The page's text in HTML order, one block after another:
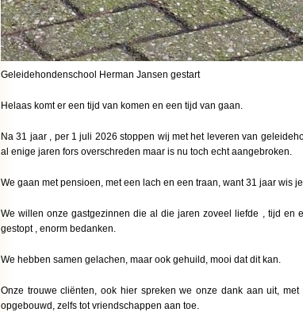
Geleidehondenschool Herman Jansen gestart
Helaas komt er een tijd van komen en een tijd van gaan.
Na 31 jaar , per 1 juli 2026 stoppen wij met het leveren van
al enige jaren fors overschreden maar is nu toch echt aangebroken.
We gaan met pensioen, met een lach en een traan, want 31 jaar wis
We willen onze gastgezinnen die al die jaren zoveel liefde , tijd en
gestopt , enorm bedanken.
We hebben samen gelachen, maar ook gehuild, mooi dat dit kan.
Onze trouwe cliënten, ook hier spreken we onze dank aan uit,
opgebouwd, zelfs tot vriendschappen aan toe.